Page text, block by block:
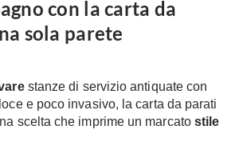
con la carta da
sola parete
stanze di servizio antiquate con
e poco invasivo, la carta da parati
scelta che imprime un marcato stile